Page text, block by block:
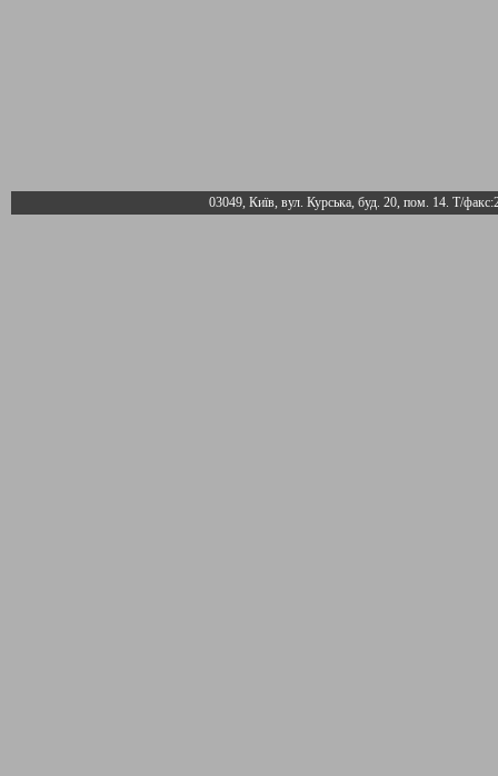
03049, Київ, вул. Курська, буд. 20, пом. 14. Т/